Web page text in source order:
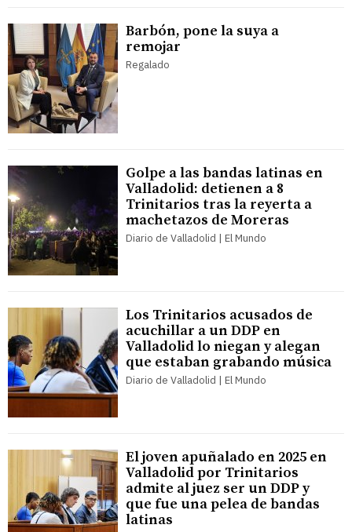
Barbón, pone la suya a
remojar
Regalado
Golpe a las bandas latinas en
Valladolid: detienen a 8
Trinitarios tras la reyerta a
machetazos de Moreras
Diario de Valladolid | El Mundo
Los Trinitarios acusados de
acuchillar a un DDP en
Valladolid lo niegan y alegan
que estaban grabando música
Diario de Valladolid | El Mundo
El joven apuñalado en 2025 en
Valladolid por Trinitarios
admite al juez ser un DDP y
que fue una pelea de bandas
latinas